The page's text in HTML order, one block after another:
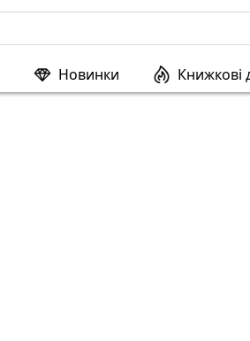
Новинки Книжкові